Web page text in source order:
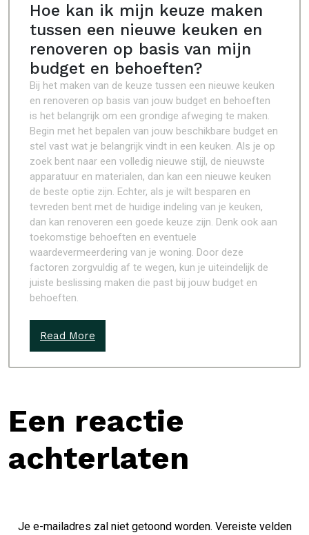
Hoe kan ik mijn keuze maken
tussen een nieuwe keuken en
renoveren op basis van mijn
budget en behoeften?
Bij het maken van de keuze tussen een nieuwe keuken
en renoveren op basis van jouw budget en behoeften
is het belangrijk om een grondige afweging te maken.
Begin met het bepalen van jouw beschikbare budget en
stel vast wat je belangrijk vindt in een keuken. Als je op
zoek bent naar een volledig nieuwe stijl, de nieuwste
apparatuur en materialen, dan kan een nieuwe keuken
de beste optie zijn. Echter, als je wilt besparen en
tevreden bent met de huidige indeling van je keuken,
dan kan renoveren een goede keuze zijn. Denk ook aan
toekomstige behoeften en eventuele
waardevermeerdering van je woning. Door deze
factoren zorgvuldig af te wegen, kun je uiteindelijk de
juiste beslissing maken die past bij jouw budget en
behoeften.
Read More
Een reactie
achterlaten
Je e-mailadres zal niet getoond worden. Vereiste velden